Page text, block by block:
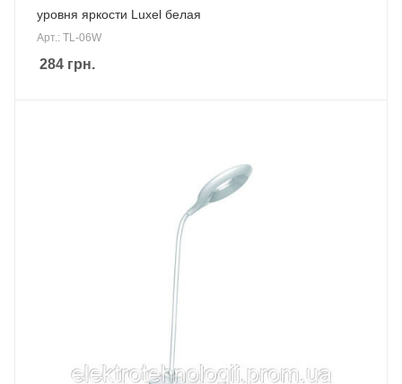
уровня яркости Luxel белая
Арт.: TL-06W
284 грн.